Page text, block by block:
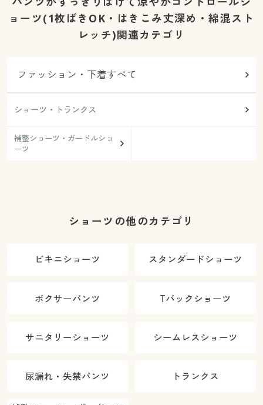
ョーツ(1枚ばきOK・はきこみ丈深め・綿混スト
レッチ)関連カテゴリ
ファッション・下着すべて
ショーツ・トランクス
補整ショーツ・ガードルショ
ーツ
ショーツの他のカテゴリ
ビキニショーツ スタンダードショーツ
ボクサーパンツ Tバックショーツ
サニタリーショーツ シームレスショーツ
尿漏れ・失禁パンツ トランクス